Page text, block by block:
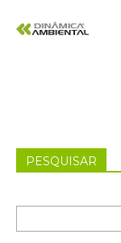
PESQUISAR